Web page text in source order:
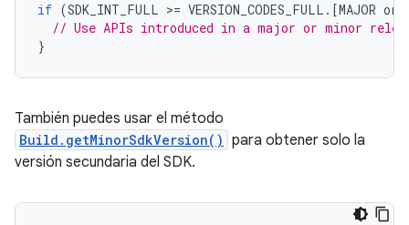
if (SDK_INT_FULL >= VERSION_CODES_FULL . [MAJOR or
// Use APIs introduced in a major or minor
}
También puedes usar el método
Build.getMinorSdkVersion() para obtener solo la
versión secundaria del SDK.